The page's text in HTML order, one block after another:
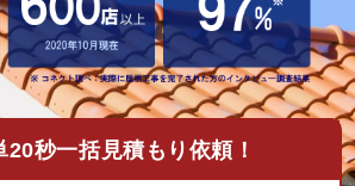
20秒一括見積もり依頼！